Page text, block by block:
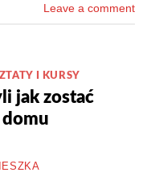
Leave a comment
I KURSY
jak zostać
domu